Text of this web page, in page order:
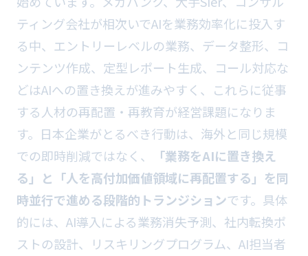
ティング会社が相次いでAIを業務効率化に投入す
る中、エントリーレベルの業務、データ整形、コ
ンテンツ作成、定型レポート生成、コール対応な
どはAIへの置き換えが進みやすく、これらに従事
する人材の再配置・再教育が経営課題になりま
す。日本企業がとるべき行動は、海外と同じ規模
での即時削減ではなく、
「業務をAIに置き換え
る」と「人を高付加価値領域に再配置する」を同
時並行で進める段階的トランジションです。具体
的には、AI導入による業務消失予測、社内転換ポ
ストの設計、リスキリングプログラム、AI担当者